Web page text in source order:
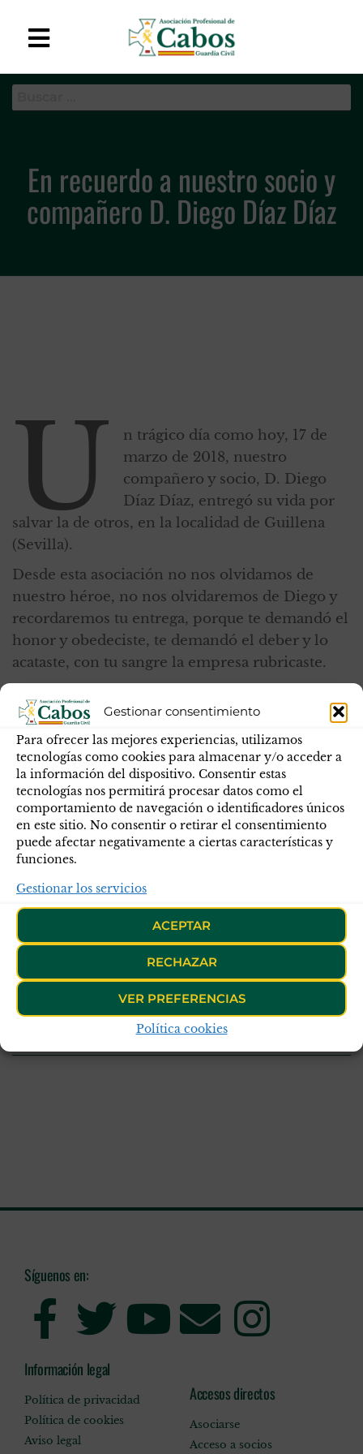
Gestionar consentimiento
Para ofrecer las mejores experiencias, utilizamos
tecnologías como cookies para almacenar y/o acceder a
la información del dispositivo. Consentir estas
tecnologías nos permitirá procesar datos como el
comportamiento de navegación o identificadores únicos
en este sitio. No consentir o retirar el consentimiento
puede afectar negativamente a ciertas características y
funciones.
Gestionar los servicios
ACEPTAR
RECHAZAR
VER PREFERENCIAS
Política cookies
APC-GC
de Cabos de la Guardia
En recuerdo a nuestro socio y
compañero D. Diego Díaz Díaz
U
n trágico día como hoy, 17 de
marzo de 2018, nuestro
compañero y socio, D. Diego
Díaz Díaz, entregó su vida por
salvar la de otros, en la localidad de Guillena
(Sevilla).
Desde esta asociación no nos olvidamos de
nuestro héroe, no nos olvidaremos de Diego y
recordaremos tu entrega, porque te demandó el
honor y obedeciste, te demandó el deber y lo
acataste, con tu sangre la empresa rubricaste.
también rubricaste esta asociación y por ello, en
este primer año de tu fallecimiento, no
queremos que tu entrega caiga en el olvido.
Allí donde estés, cuida de todos nosotros y da
luz a nuestra oscuridad.
primer aniversario
Montero en La Ventana
Estrellas Azules; Las
estrellas que nos guían
Síguenos en:
Información legal
Política de privacidad
Política de cookies
Aviso legal
Accesos directos
Asociarse
Acceso a socios